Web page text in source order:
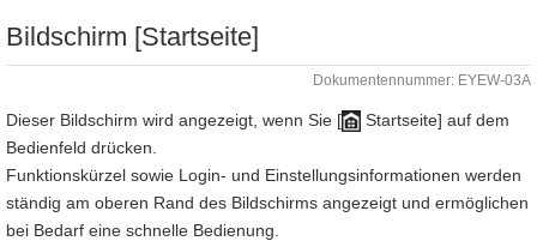
Bildschirm [Startseite]
Dokumentennummer: EYEW-03A
Dieser Bildschirm wird angezeigt, wenn Sie [
Startseite] auf dem
Bedienfeld drücken.
Funktionskürzel sowie Login- und Einstellungsinformationen werden
ständig am oberen Rand des Bildschirms angezeigt und ermöglichen
bei Bedarf eine schnelle Bedienung.